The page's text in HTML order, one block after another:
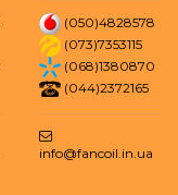
(050)4828578
(073)7353115
(068)1380870
(044)2372165
info@fancoil.in.ua